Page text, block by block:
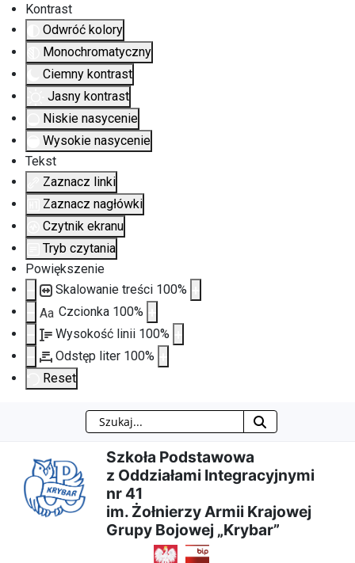
Kontrast
Odwróć kolory
Monochromatyczny
Ciemny kontrast
Jasny kontrast
Niskie nasycenie
Wysokie nasycenie
Tekst
Zaznacz linki
Zaznacz nagłówki
Czytnik ekranu
Tryb czytania
Powiększenie
Skalowanie treści 100%
Aa Czcionka 100%
Wysokość linii 100%
Odstęp liter 100%
Reset
Przejdź
do
treści
głównej
Przejdź
do
menu
nawigacyjnego
Przejdź
do
wyszukiwarki
Przejdź
do
mapy
Szukaj
Szkoła Podstawowa
z Oddziałami Integracyjnymi
nr 41
im. Żołnierzy Armii Krajowej
Grupy Bojowej „Krybar”
otwiera się w nowym